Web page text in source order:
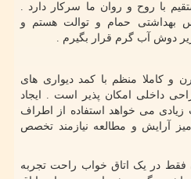
با روح و روان ما سرکار دارد .
حمام و توالت هستم و
دوش آب گرم قرار بگیرم .
و کاملا منظم با کمد دیواری های
داخلی امکان پذیر است . ایجاد
می خواهد استفاده از اطراف
آرایش و مطالعه نیازمند تخصص
در یک اتاق خواب راحت تجربه